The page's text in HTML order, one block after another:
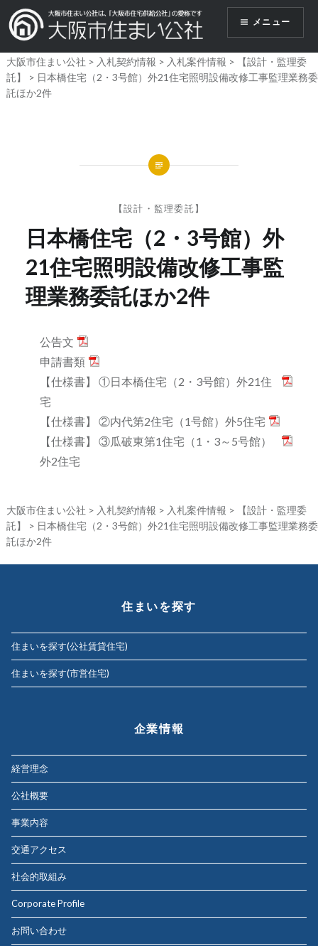
ン
ン
ツ
へ
メニュー
大阪市住まい公社 > 入札契約情報 > 入札案件情報 >
【設計・監理委
託】
> 日本橋住宅（2・3号館）外21住宅照明設備改修工事監理業務委
託ほか2件
【設計・監理委託】
日本橋住宅（2・3号館）外
21住宅照明設備改修工事監
理業務委託ほか2件
公告文
申請書類
【仕様書】 ①日本橋住宅（2・3号館）外21住
宅
【仕様書】 ②内代第2住宅（1号館）外5住宅
【仕様書】 ③瓜破東第1住宅（1・3～5号館）
外2住宅
大阪市住まい公社 > 入札契約情報 > 入札案件情報 >
【設計・監理委
託】
> 日本橋住宅（2・3号館）外21住宅照明設備改修工事監理業務委
託ほか2件
住まいを探す
住まいを探す(公社賃貸住宅)
住まいを探す(市営住宅)
企業情報
経営理念
公社概要
事業内容
交通アクセス
社会的取組み
Corporate Profile
お問い合わせ